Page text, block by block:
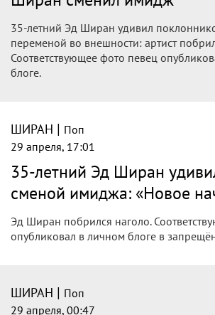
35-летний Эд Ширан удивил
переменой во внешности: артист
Соответствующее фото певец
блоге.
ШИРАН | Поп
29 апреля, 17:01
35-летний Эд Ширан
сменой имиджа: «Новое
Эд Ширан побрился наголо.
опубликовал в личном блоге в
ШИРАН | Поп
29 апреля, 00:47